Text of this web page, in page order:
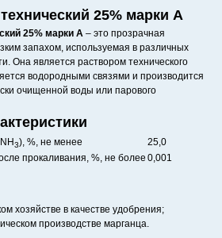
25% марки А
25% марки А – это прозрачная
запахом, используемая в различных
Она является раствором технического
водородными связями и производится
очищенной воды или парового
3), %, не менее
25,0
прокаливания, %, не более 0,001
хозяйстве в качестве удобрения;
производстве марганца.